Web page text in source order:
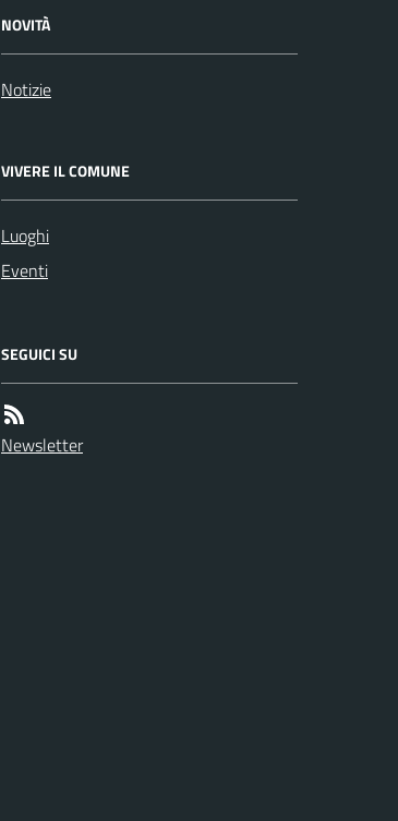
NOVITÀ
Notizie
VIVERE IL COMUNE
Luoghi
Eventi
SEGUICI SU
Newsletter